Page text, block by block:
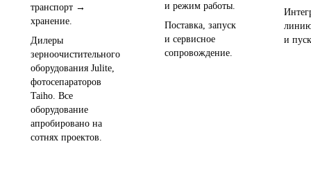
транспорт →
хранение.
Дилеры
зерноочистительного
оборудования Julite,
фотосепараторов
Taiho. Все
оборудование
апробировано на
сотнях проектов.
и режим работы.
Поставка, запуск
и сервисное
сопровождение.
и